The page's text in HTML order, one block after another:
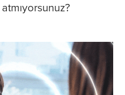
atmıyorsunuz?